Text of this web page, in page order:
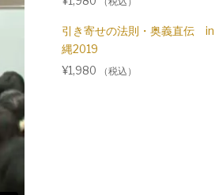
引き寄せの法則・奥義直伝
縄2019
¥1,980 （税込）